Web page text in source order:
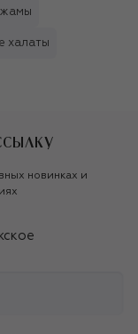
халаты
новинках и